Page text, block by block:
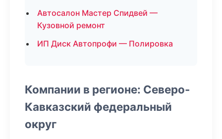
Автосалон Мастер Спидвей —
Кузовной ремонт
ИП Диск Автопрофи — Полировка
Компании в регионе: Северо-
Кавказский федеральный
округ